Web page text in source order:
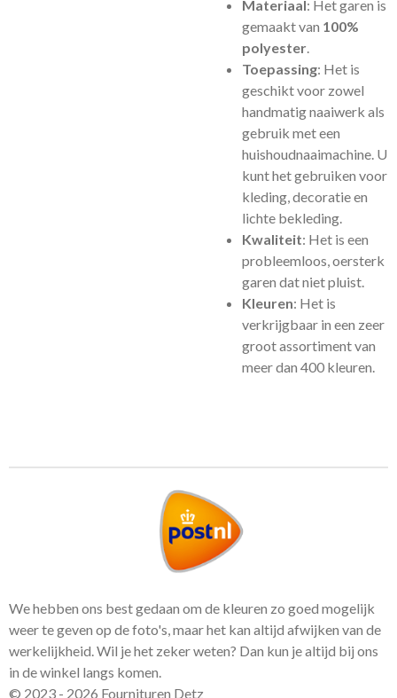
Materiaal: Het garen is
gemaakt van 100%
polyester.
Toepassing: Het is
geschikt voor zowel
handmatig naaiwerk als
gebruik met een
huishoudnaaimachine. U
kunt het gebruiken voor
kleding, decoratie en
lichte bekleding.
Kwaliteit: Het is een
probleemloos, oersterk
garen dat niet pluist.
Kleuren: Het is
verkrijgbaar in een zeer
groot assortiment van
meer dan 400 kleuren.
We hebben ons best gedaan om de kleuren zo goed mogelijk
weer te geven op de foto's, maar het kan altijd afwijken van de
werkelijkheid. Wil je het zeker weten? Dan kun je altijd bij ons
in de winkel langs komen.
© 2023 - 2026 Fournituren Detz